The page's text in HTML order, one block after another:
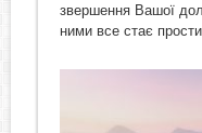
звершення Вашої
ними все стає